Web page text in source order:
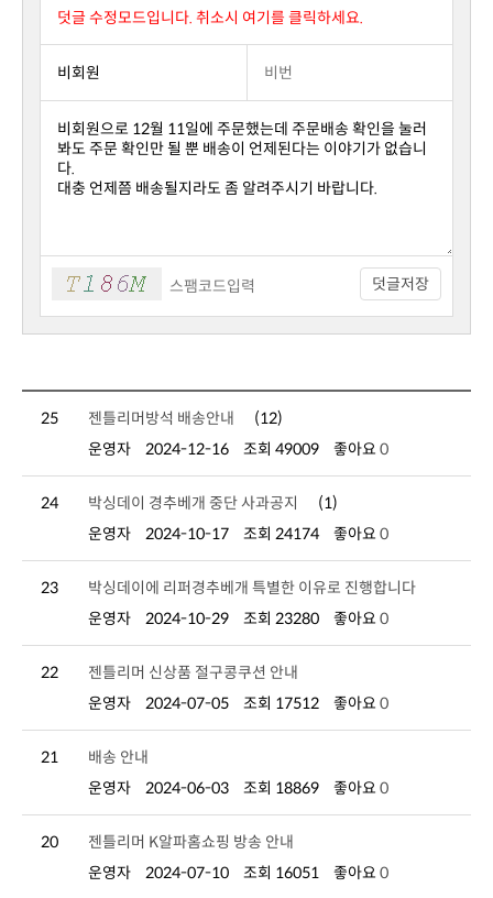
덧글 수정모드입니다. 취소시 여기를 클릭하세요.
덧글저장
25 젠틀리머방석 배송안내
(12)
운영자
2024-12-16 조회 49009 좋아요 0
24 박싱데이 경추베개 중단 사과공지
(1)
운영자
2024-10-17 조회 24174 좋아요 0
23
박싱데이에 리퍼경추베개 특별한 이유로 진행합니다
운영자
2024-10-29 조회 23280 좋아요 0
22
젠틀리머 신상품 절구콩쿠션 안내
운영자
2024-07-05 조회 17512 좋아요 0
21
배송 안내
운영자
2024-06-03 조회 18869 좋아요 0
20
젠틀리머 K알파홈쇼핑 방송 안내
운영자
2024-07-10 조회 16051 좋아요 0